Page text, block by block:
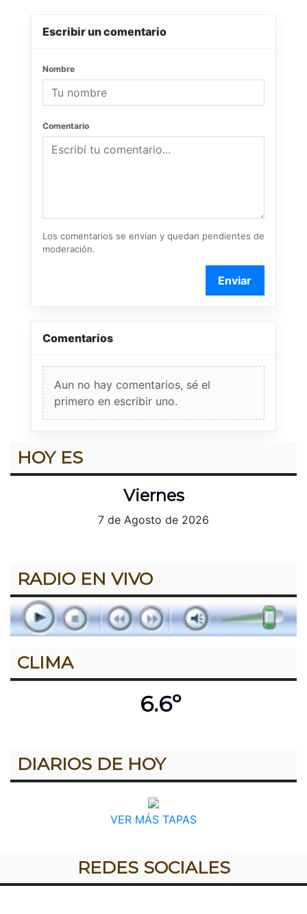
Escribir un comentario
Nombre
Comentario
Los comentarios se envían y quedan pendientes de
moderación.
Enviar
Comentarios
Aun no hay comentarios, sé el
primero en escribir uno.
HOY ES
Viernes
7 de Agosto de 2026
RADIO EN VIVO
CLIMA
6.6º
DIARIOS DE HOY
VER MÁS TAPAS
REDES SOCIALES